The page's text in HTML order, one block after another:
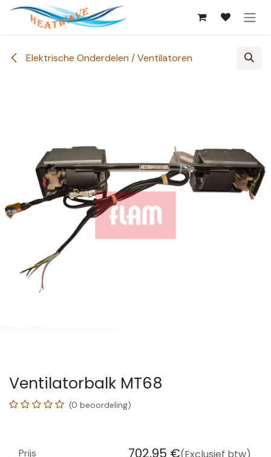
Overslaan naar inhoud
Elektrische Onderdelen / Ventilatoren
Ventilatorbalk MT68
(0 beoordeling)
Prijs 702,95 €